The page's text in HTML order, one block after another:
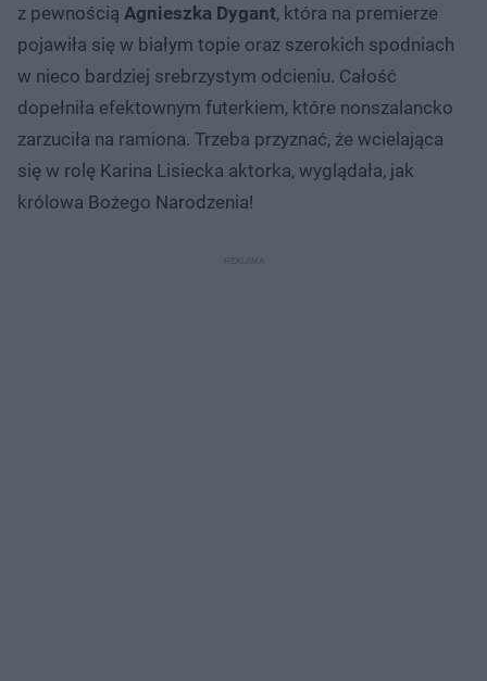
z pewnością Agnieszka Dygant, która na premierze
pojawiła się w białym topie oraz szerokich spodniach
w nieco bardziej srebrzystym odcieniu. Całość
dopełniła efektownym futerkiem, które nonszalancko
zarzuciła na ramiona. Trzeba przyznać, że wcielająca
się w rolę Karina Lisiecka aktorka, wyglądała, jak
królowa Bożego Narodzenia!